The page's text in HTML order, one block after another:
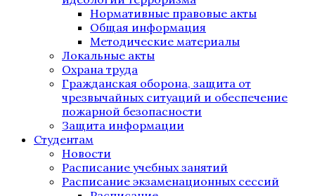
Нормативные правовые акты
Общая информация
Методические материалы
Локальные акты
Охрана труда
Гражданская оборона, защита от
чрезвычайных ситуаций и обеспечение
пожарной безопасности
Защита информации
Студентам
Новости
Расписание учебных занятий
Расписание экзаменационных сессий